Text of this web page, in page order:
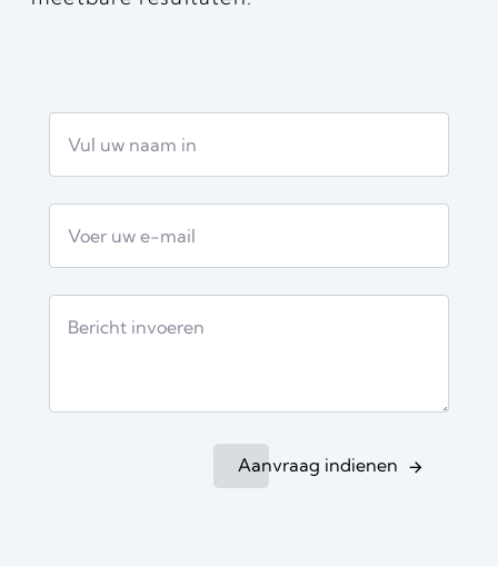
Aanvraag indienen